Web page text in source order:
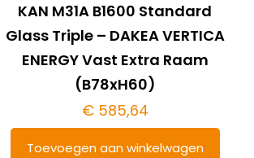
KAN M31A B1600 Standard
Glass Triple – DAKEA VERTICA
ENERGY Vast Extra Raam
(B78xH60)
€585,64
Toevoegen aan winkelwagen